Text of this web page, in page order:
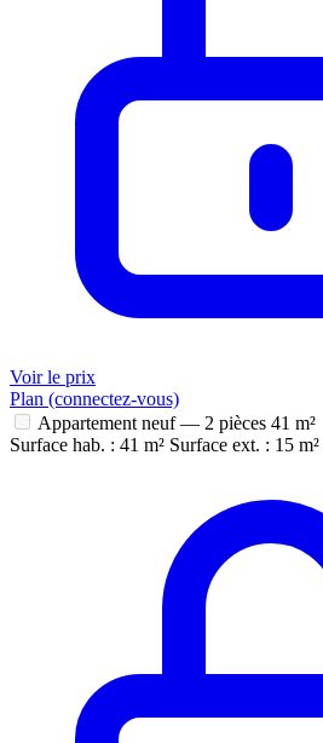
Voir le prix
Plan (connectez-vous)
Appartement neuf — 2 pièces 41 m²
Surface hab. : 41 m² Surface ext. : 15 m²